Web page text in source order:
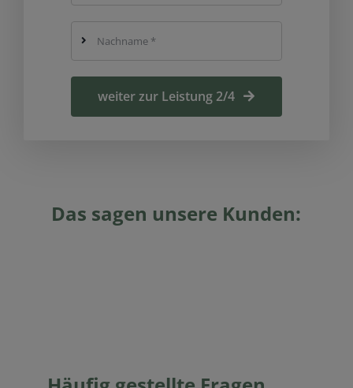
Das sagen unsere Kunden:
weiter zur Leistung 2/4